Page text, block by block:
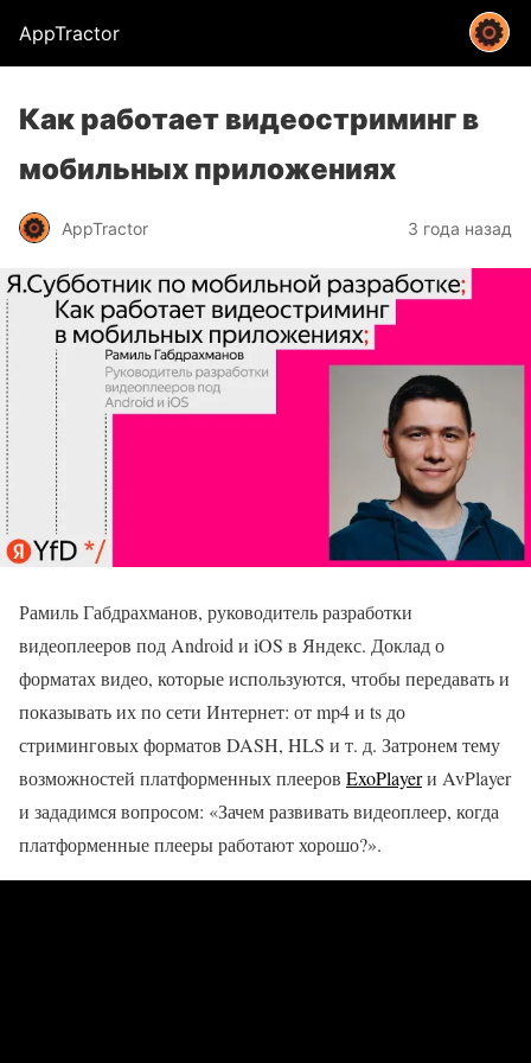
AppTractor
Как работает видеостриминг в
мобильных приложениях
AppTractor 3 года назад
Рамиль Габдрахманов, руководитель разработки
видеоплееров под Android и iOS в Яндекс. Доклад о
форматах видео, которые используются, чтобы передавать и
показывать их по сети Интернет: от mp4 и ts до
стриминговых форматов DASH, HLS и т. д. Затронем тему
возможностей платформенных плееров ExoPlayerи AvPlayer
и зададимся вопросом: «Зачем развивать видеоплеер, когда
платформенные плееры работают хорошо?».